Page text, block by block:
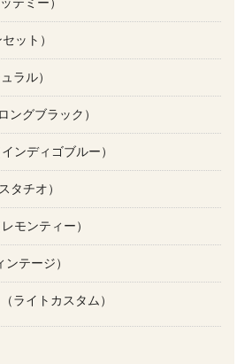
ット）
ラル）
ングブラック）
ンディゴブルー）
タチオ）
モンティー）
テージ）
ライトカスタム）